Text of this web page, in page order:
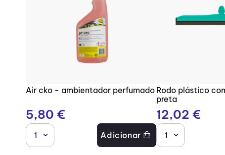
Air cko - ambientador perfumado
5,80 €
1 Adicionar
Rodo plástico
preta
12,02 €
1